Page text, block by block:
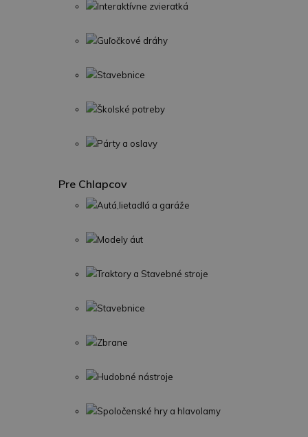
Interaktívne zvieratká
Guľočkové dráhy
Stavebnice
Školské potreby
Párty a oslavy
Pre Chlapcov
Autá,lietadlá a garáže
Modely áut
Traktory a Stavebné stroje
Stavebnice
Zbrane
Hudobné nástroje
Spoločenské hry a hlavolamy